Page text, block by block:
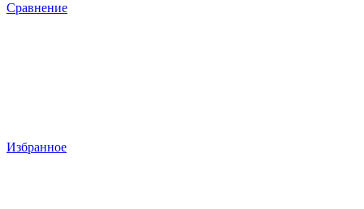
Сравнение
Избранное